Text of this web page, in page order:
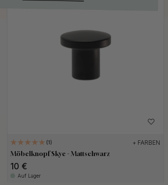
1 + FARBEN
Möbelknopf Skye - Mattschwarz
10 €
Auf Lager